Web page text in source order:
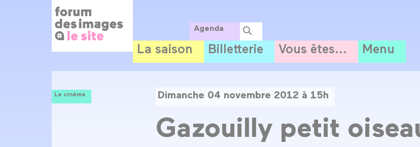
Agenda
La saison Billetterie Vous êtes... Menu
Le cinéma Dimanche 04 novembre 2012 à 15h
Gazouilly petit